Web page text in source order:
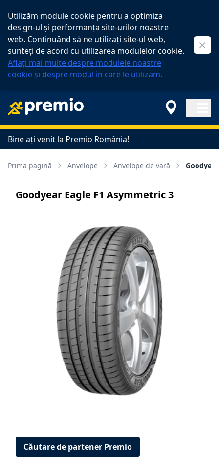
Utilizăm module cookie pentru a optimiza
design-ul și performanța site-urilor noastre
web. Continuând să ne utilizați site-ul web,
sunteți de acord cu utilizarea modulelor cookie.
Aflați mai multe despre modulele noastre
cookie și despre modul în care le utilizăm.
Bine ați venit la Premio România!
Prima pagină Anvelope Anvelope de vară
Goodyear Eagle F1 Asymmetric 3
Căutare de partener Premio